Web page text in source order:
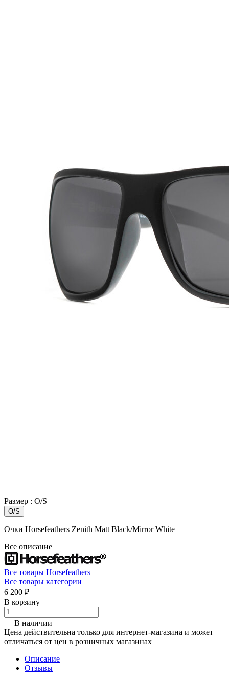
Размер : O/S
O/S
Очки Horsefeathers Zenith Matt Black/Mirror White
Все описание
Все товары Horsefeathers
Все товары категории
6 200 ₽
В корзину
В наличии
Цена действительна только для интернет-магазина и может
отличаться от цен в розничных магазинах
Описание
Отзывы